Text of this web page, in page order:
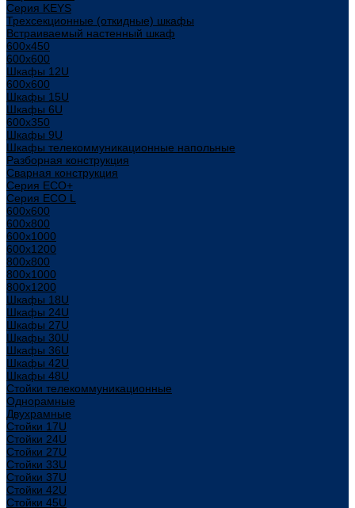
Cерия KEYS
Трехсекционные (откидные) шкафы
Встраиваемый настенный шкаф
600x450
600x600
Шкафы 12U
600x600
Шкафы 15U
Шкафы 6U
600x350
Шкафы 9U
Шкафы телекоммуникационные напольные
Разборная конструкция
Сварная конструкция
Серия ECO+
Серия ECO L
600x600
600x800
600х1000
600х1200
800x800
800х1000
800х1200
Шкафы 18U
Шкафы 24U
Шкафы 27U
Шкафы 30U
Шкафы 36U
Шкафы 42U
Шкафы 48U
Стойки телекоммуникационные
Однорамные
Двухрамные
Стойки 17U
Стойки 24U
Стойки 27U
Стойки 33U
Стойки 37U
Стойки 42U
Стойки 45U